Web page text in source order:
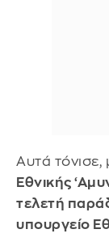
Αυτά
Εθνικής
τελετή
υπουργείο